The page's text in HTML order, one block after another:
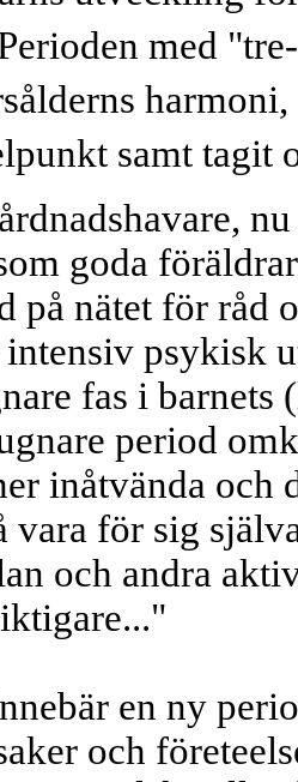
med
samt tagit
goda
på nätet för råd
psykisk
fas i
period
inåtvända och
vara för sig
och andra
en ny
och